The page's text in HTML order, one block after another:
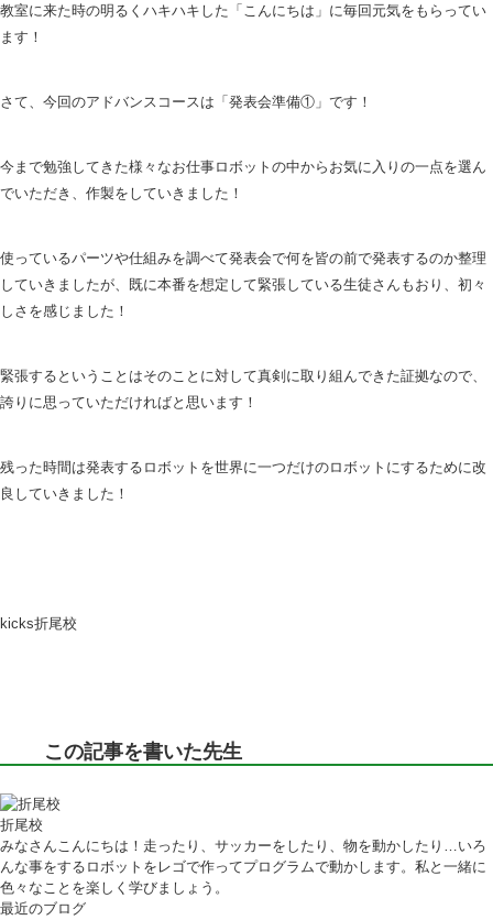
教室に来た時の明るくハキハキした「こんにちは」に毎回元気をもらってい
ます！
さて、今回のアドバンスコースは「発表会準備①」です！
今まで勉強してきた様々なお仕事ロボットの中からお気に入りの一点を選ん
でいただき、作製をしていきました！
使っているパーツや仕組みを調べて発表会で何を皆の前で発表するのか整理
していきましたが、既に本番を想定して緊張している生徒さんもおり、初々
しさを感じました！
緊張するということはそのことに対して真剣に取り組んできた証拠なので、
誇りに思っていただければと思います！
残った時間は発表するロボットを世界に一つだけのロボットにするために改
良していきました！
kicks折尾校
この記事を書いた先生
折尾校
みなさんこんにちは！走ったり、サッカーをしたり、物を動かしたり…いろ
んな事をするロボットをレゴで作ってプログラムで動かします。私と一緒に
色々なことを楽しく学びましょう。
最近のブログ